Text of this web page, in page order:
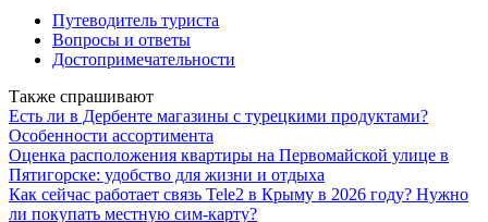
Путеводитель туриста
Вопросы и ответы
Достопримечательности
Также спрашивают
Есть ли в Дербенте магазины с турецкими продуктами?
Особенности ассортимента
Оценка расположения квартиры на Первомайской улице в
Пятигорске: удобство для жизни и отдыха
Как сейчас работает связь Tele2 в Крыму в 2026 году? Нужно
ли покупать местную сим-карту?